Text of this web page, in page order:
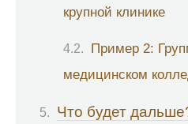
крупной клинике
Пример 2:
медицинском
Что будет